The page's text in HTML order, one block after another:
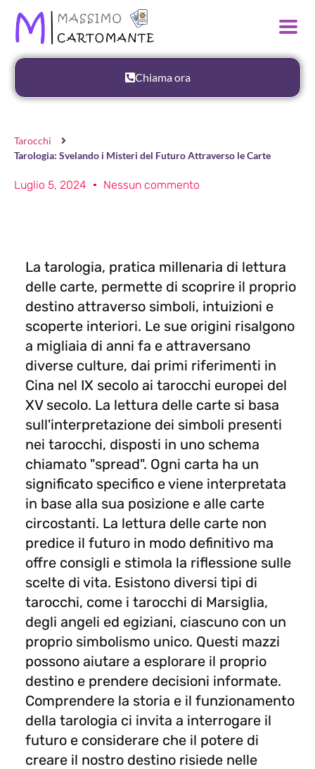
Chiama ora
Tarocchi
Tarologia: Svelando i Misteri del Futuro Attraverso le Carte
Luglio 5, 2024 Nessun commento
La tarologia, pratica millenaria di lettura
delle carte, permette di scoprire il proprio
destino attraverso simboli, intuizioni e
scoperte interiori. Le sue origini risalgono
a migliaia di anni fa e attraversano
diverse culture, dai primi riferimenti in
Cina nel IX secolo ai tarocchi europei del
XV secolo. La lettura delle carte si basa
sull'interpretazione dei simboli presenti
nei tarocchi, disposti in uno schema
chiamato "spread". Ogni carta ha un
significato specifico e viene interpretata
in base alla sua posizione e alle carte
circostanti. La lettura delle carte non
predice il futuro in modo definitivo ma
offre consigli e stimola la riflessione sulle
scelte di vita. Esistono diversi tipi di
tarocchi, come i tarocchi di Marsiglia,
degli angeli ed egiziani, ciascuno con un
proprio simbolismo unico. Questi mazzi
possono aiutare a esplorare il proprio
destino e prendere decisioni informate.
Comprendere la storia e il funzionamento
della tarologia ci invita a interrogare il
futuro e considerare che il potere di
creare il nostro destino risiede nelle